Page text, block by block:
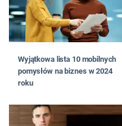
Wyjątkowa lista 10 mobilnych
pomysłów na biznes w 2024
roku